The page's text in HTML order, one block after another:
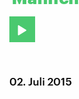
02. Juli 2015